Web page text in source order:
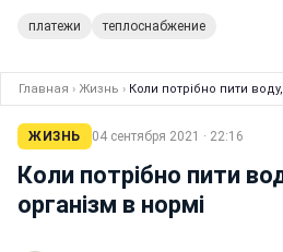
платежи теплоснабжение
Главная › Жизнь › Коли потрібно пити
ЖИЗНЬ 04 сентября 2021 · 22:16
Коли потрібно пити
організм в нормі